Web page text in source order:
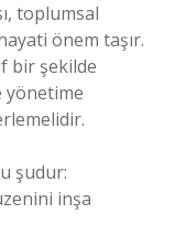
toplumsal
önem taşır.
bir şekilde
yönetime
şudur:
inşa